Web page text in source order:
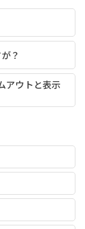
？
アウトと表示